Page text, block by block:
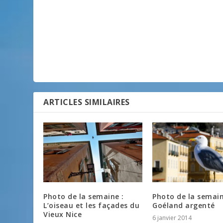
ARTICLES SIMILAIRES
Photo de la semaine :
L’oiseau et les façades du
Vieux Nice
Photo de la
Goéland argenté
6 janvier 2014